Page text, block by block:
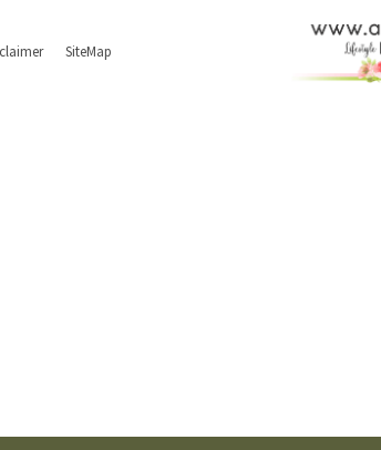
SiteMap